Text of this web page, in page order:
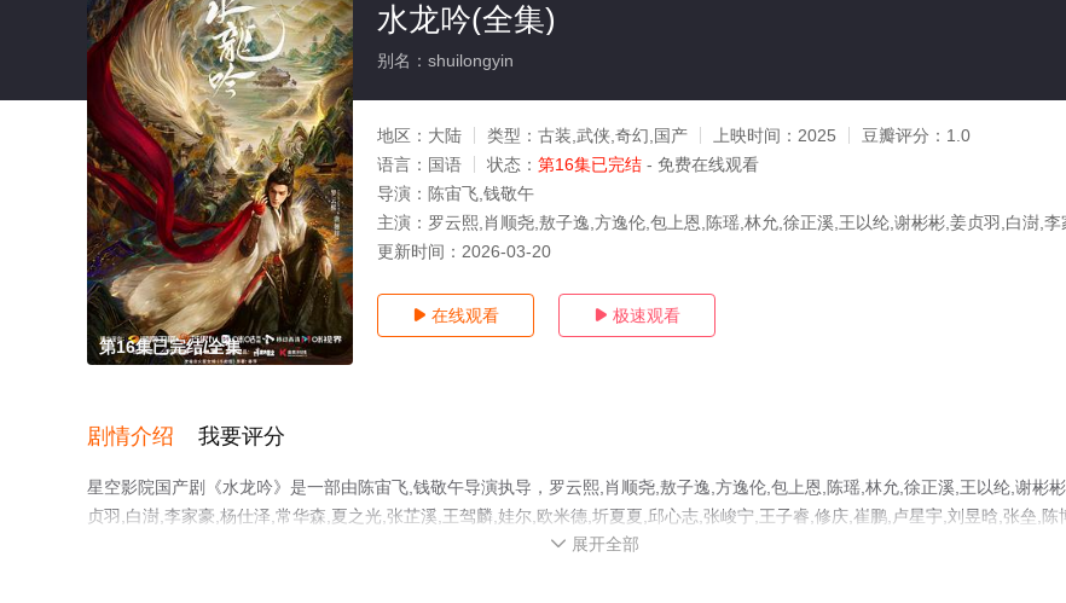
第16集已完结/全集
水龙吟(全集)
别名：shuilongyin
地区： 大陆 类型： 古装,武侠,奇幻,国产 上映时间： 2025 豆瓣评分： 1.0
语言： 国语 状态： 第16集已完结 - 免费在线观看
导演： 陈宙飞,钱敬午
主演： 罗云熙,肖顺尧,敖子逸,方逸伦,包上恩,陈瑶,林允,徐正溪,王以纶,谢彬彬,姜贞羽,白澍,
更新时间： 2026-03-20
 在线观看  极速观看
剧情介绍 我要评分
星空影院国产剧《水龙吟》是一部由陈宙飞,钱敬午导演执导，罗云熙,肖顺尧,敖子逸,方逸伦,包上恩,陈瑶,林允,徐正溪,王以纶,谢彬
贞羽,白澍,李家豪,杨仕泽,常华森,夏之光,张芷溪,王驾麟,娃尔,欧米德,圻夏夏,邱心志,张峻宁,王子睿,修庆,崔鹏,卢星宇,刘昱晗,张垒,陈
杜雨宸,侯桐江,李菲,李奕臻,白海涛,赵诗意,艾米,李等演员精彩演绎的大陆电视剧，大结局剧情已揭晓（第16集已完结），手机免费观
 展开全部